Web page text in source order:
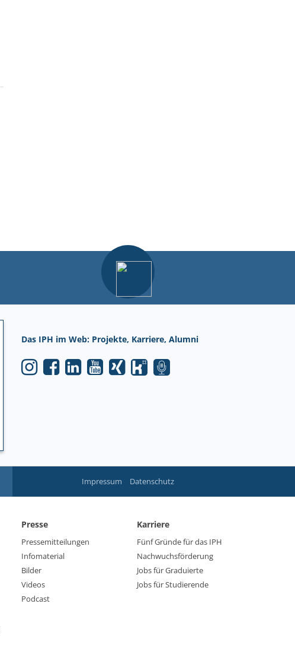
Das IPH im Web: Projekte, Karriere, Alumni
Impressum Datenschutz
Presse
Pressemitteilungen
Infomaterial
Bilder
Videos
Podcast
Karriere
Fünf Gründe für das IPH
Nachwuchsförderung
Jobs für Graduierte
Jobs für Studierende